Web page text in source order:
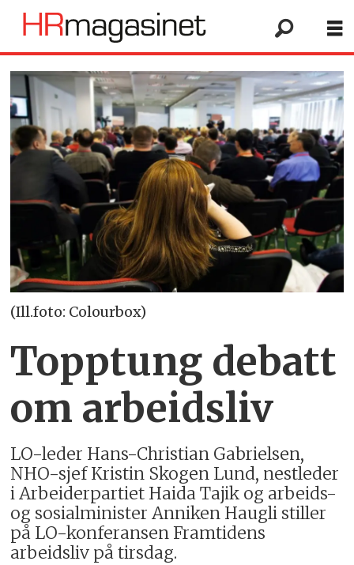
(Ill.foto: Colourbox)
Topptung debatt
om arbeidsliv
LO-leder Hans-Christian Gabrielsen,
NHO-sjef Kristin Skogen Lund, nestleder
i Arbeiderpartiet Haida Tajik og arbeids-
og sosialminister Anniken Haugli stiller
på LO-konferansen Framtidens
arbeidsliv på tirsdag.